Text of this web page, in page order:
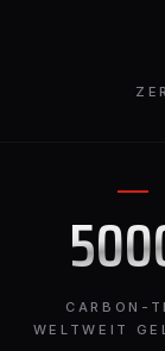
CARBON-
WELTWEIT